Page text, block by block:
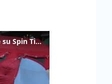
Gualtieri: "Responsabilità del Viminale su Spin Time? La posizione dei partiti è nota"